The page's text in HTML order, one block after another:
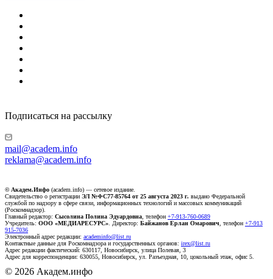
Подписаться на рассылку
mail@academ.info
reklama@academ.info
© Академ.Инфо (academ.info) — сетевое издание.
Свидетельство о регистрации ЭЛ №ФС77-85764 от 25 августа 2023 г. выдано Федеральной
службой по надзору в сфере связи, информационных технологий и массовых коммуникаций
(Роскомнадзор).
Главный редактор: Сысолина Полина Эдуардовна , телефон +7-913-760-0689
Учредитель: ООО «МЕДИАРЕСУРС» . Директор: Байжанов Ерлан Омарович , телефон +7-913
915-7036
Электронный адрес редакции: academinfo@list.ru
Контактные данные для Роскомнадзора и государственных органов: irex@list.ru
Адрес редакции фактический: 630117, Новосибирск, улица Полевая, 3
Адрес для корреспонденции: 630055, Новосибирск, ул. Разъездная, 10, цокольный этаж, офис 5.
© 2026 Академ.инфо